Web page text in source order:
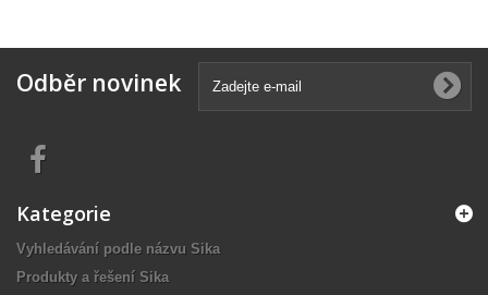
Odběr novinek
Kategorie
Vyhledávání podle názvu Sika
Produkty a řešení Sika